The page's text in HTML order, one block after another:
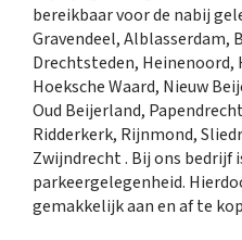
bereikbaar voor de nabij
Gravendeel, Alblasserdam,
Drechtsteden, Heinenoord,
Hoeksche Waard, Nieuw
Oud Beijerland,
Ridderkerk, Rijnmond,
Zwijndrecht . Bij ons bedrijf
parkeergelegenheid.
gemakkelijk aan en af te